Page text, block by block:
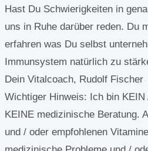
Hast Du Schwierigkeiten in
uns in Ruhe darüber reden. Du
erfahren was Du selbst
Immunsystem natürlich zu
Dein Vitalcoach, Rudolf Fischer
Wichtiger Hinweis: Ich bin
KEINE medizinische Beratung.
und / oder empfohlenen